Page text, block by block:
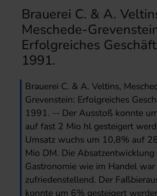
Brauerei C. & A.
Meschede-
Erfolgreiches
1991.
Brauerei C. & A. Veltins,
Grevenstein: Erfolgreiches
1991. -- Der Ausstoß konnte
auf fast 2 Mio hl gesteigert
Umsatz wuchs um 10,8% auf
Mio DM. Die Absatzentwicklung
Gastronomie wie im Handel war
zufriedenstellend. Der
konnte um 6% gesteigert